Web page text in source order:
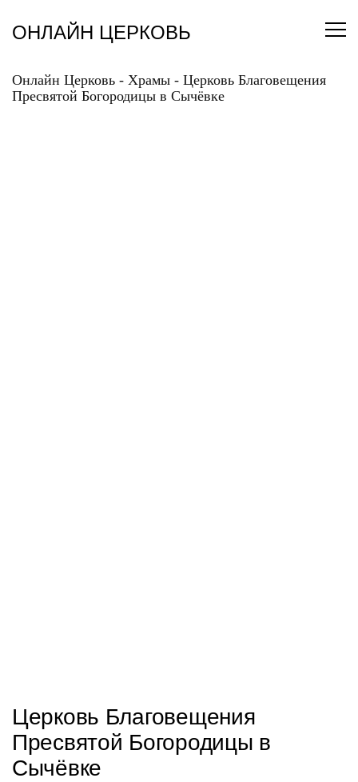
содержанию
ОНЛАЙН ЦЕРКОВЬ
Онлайн Церковь - Храмы - Церковь Благовещения
Пресвятой Богородицы в Сычёвке
Церковь Благовещения
Пресвятой Богородицы в
Сычёвке